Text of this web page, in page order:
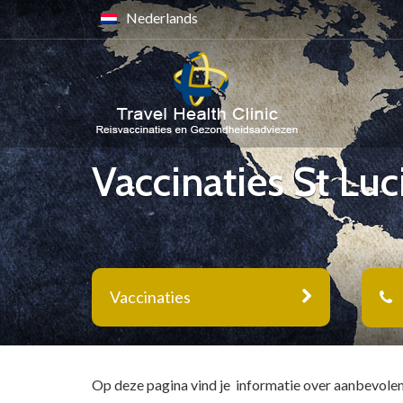
Nederlands
Vaccinaties St
Vaccinaties
Op deze pagina vind je informatie over